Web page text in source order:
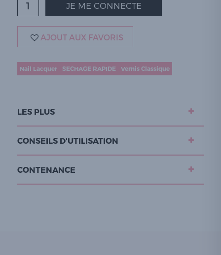
JE ME CONNECTE
AJOUT AUX FAVORIS
Nail Lacquer SECHAGE RAPIDE Vernis Classique
LES PLUS
CONSEILS D'UTILISATION
CONTENANCE